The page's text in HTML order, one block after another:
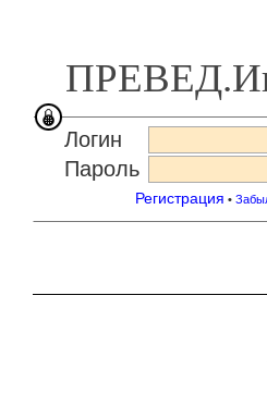
Логин
Пароль
Регистрация •